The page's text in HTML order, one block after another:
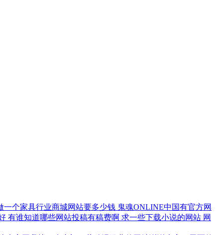
一个家具行业商城网站要多少钱 鬼魂ONLINE中国有官方网
有谁知道哪些网站投稿有稿费啊 求一些下载小说的网站 网